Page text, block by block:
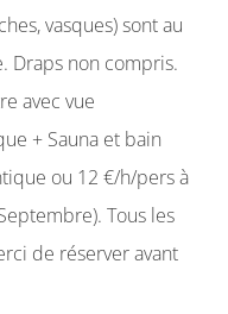
vasques) sont au
Draps non compris.
avec vue
+ Sauna et bain
ou 12 €/h/pers à
Tous les
de réserver avant